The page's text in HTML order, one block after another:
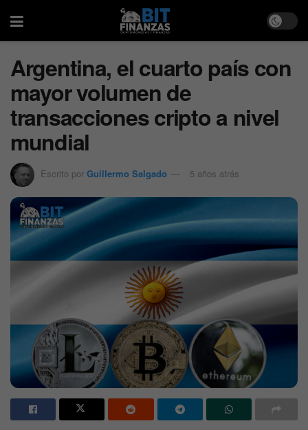
Argentina, el cuarto país con
mayor volumen de
transacciones cripto a nivel
mundial
Escrito por Guillermo Salgado 5 años atrás